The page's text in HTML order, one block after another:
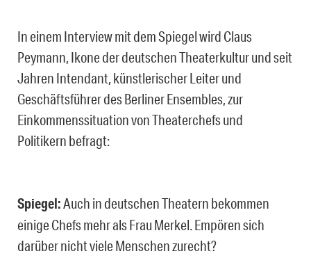
In einem Interview mit dem Spiegel wird Claus
Peymann, Ikone der deutschen Theaterkultur und seit
Jahren Intendant, künstlerischer Leiter und
Geschäftsführer des Berliner Ensembles, zur
Einkommenssituation von Theaterchefs und
Politikern befragt:
Spiegel:Auch in deutschen Theatern bekommen
einige Chefs mehr als Frau Merkel. Empören sich
darüber nicht viele Menschen zurecht?